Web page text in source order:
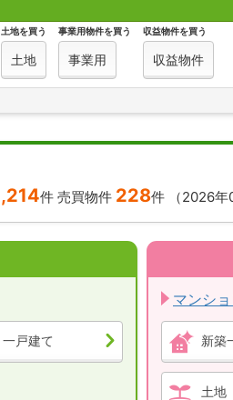
土地を買う
土地
事業用物件を買う
事業用
収益物件を買う
収益物件
件 売買物件 228件 （2026
一戸建て
マンシ
新築
土地